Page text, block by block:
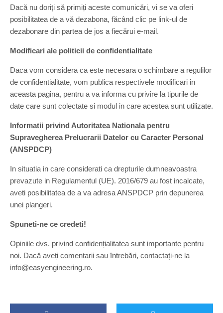
Dacă nu doriți să primiți aceste comunicări, vi se va oferi
posibilitatea de a vă dezabona, făcând clic pe link-ul de
dezabonare din partea de jos a fiecărui e-mail.
Modificari ale politicii de confidentialitate
Daca vom considera ca este necesara o schimbare a regulilor
de confidentialitate, vom publica respectivele modificari in
aceasta pagina, pentru a va informa cu privire la tipurile de
date care sunt colectate si modul in care acestea sunt utilizate.
Informatii privind Autoritatea Nationala pentru
Supravegherea Prelucrarii Datelor cu Caracter Personal
(ANSPDCP)
In situatia in care considerati ca drepturile dumneavoastra
prevazute in Regulamentul (UE). 2016/679 au fost incalcate,
aveti posibilitatea de a va adresa ANSPDCP prin depunerea
unei plangeri.
Spuneti-ne ce credeti!
Opiniile dvs. privind confidențialitatea sunt importante pentru
noi. Dacă aveți comentarii sau întrebări, contactați-ne la
info@easyengineering.ro.